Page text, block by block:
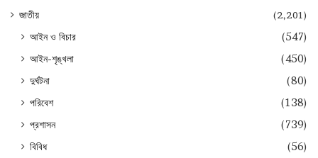
জাতীয় (2,201)
আইন ও বিচার
(547)
আইন-শৃঙ্খলা
(450)
দুর্ঘটনা
(80)
পরিবেশ
(138)
প্রশাসন
(739)
বিবিধ
(56)